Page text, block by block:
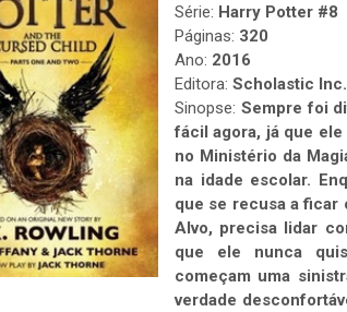
Série: Harry Potter #8
Páginas: 320
Ano: 2016
Editora: Scholastic Inc.
Sinopse: Sempre foi
fácil agora, já que
no Ministério da
na idade escolar.
que se recusa a ficar
Alvo, precisa lidar
que ele nunca
começam uma
verdade